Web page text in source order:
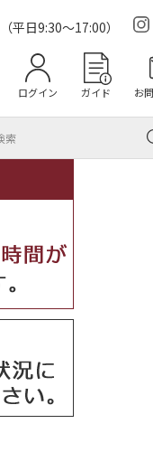
（平日9:30～17:00）
ログイン ガイド お